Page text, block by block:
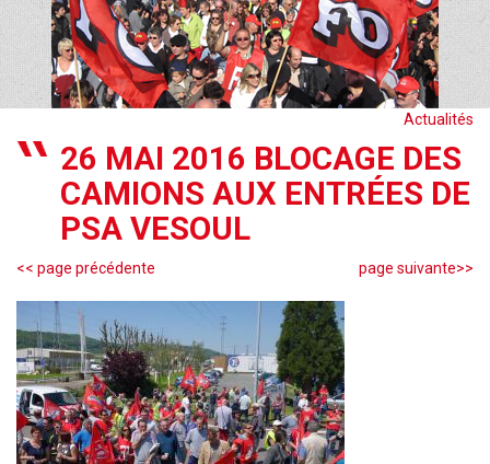
Actualités
26 MAI 2016 BLOCAGE DES
CAMIONS AUX ENTRÉES DE
PSA VESOUL
<< page précédente page suivante>>